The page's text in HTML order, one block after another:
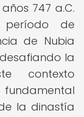
747 a.C.
de
de Nubia
la
contexto
la dinastía